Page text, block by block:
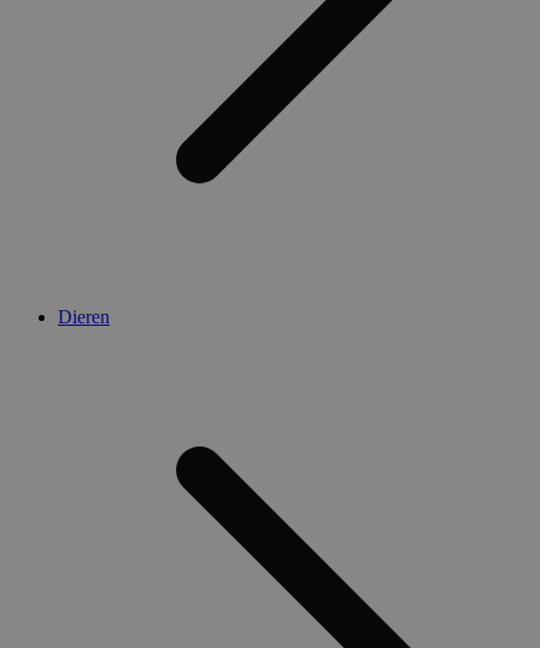
Dieren